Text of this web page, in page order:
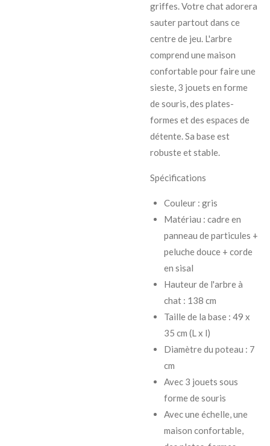
griffes.Votre chat adorera
sauter partout dans ce
centre de jeu. L'arbre
comprend une maison
confortable pour faire une
sieste, 3 jouets en forme
de souris, des plates-
formes et des espaces de
détente.Sa base est
robuste et stable.
Spécifications
Couleur : gris
Matériau : cadre en
panneau de particules +
peluche douce + corde
en sisal
Hauteur de l'arbre à
chat : 138 cm
Taille de la base : 49 x
35 cm (L x l)
Diamètre du poteau : 7
cm
Avec 3 jouets sous
forme de souris
Avec une échelle, une
maison confortable,